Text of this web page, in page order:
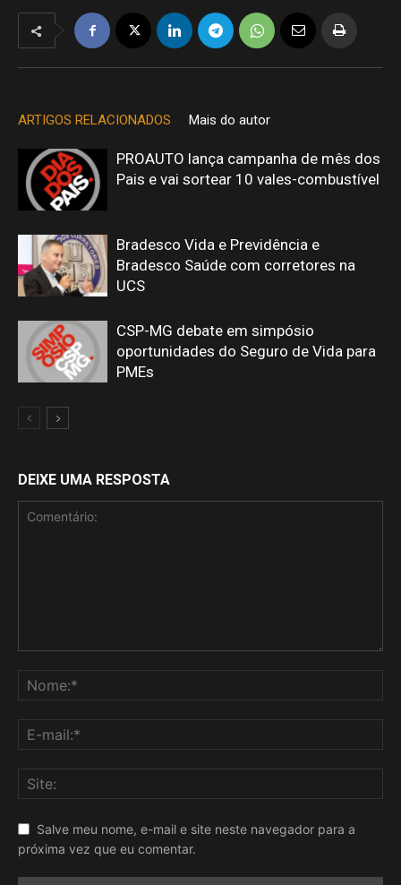
ARTIGOS RELACIONADOS Mais do autor
PROAUTO lança campanha de mês dos
Pais e vai sortear 10 vales-combustível
Bradesco Vida e Previdência e
Bradesco Saúde com corretores na
UCS
CSP-MG debate em simpósio
oportunidades do Seguro de Vida para
PMEs
DEIXE UMA RESPOSTA
Salve meu nome, e-mail e site neste navegador para a
próxima vez que eu comentar.